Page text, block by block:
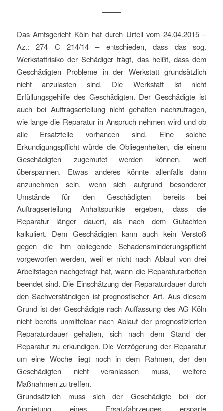
Das Amtsgericht Köln hat durch Urteil vom 24.04.2015 –
Az.: 274 C 214/14 – entschieden, dass das sog.
Werkstattrisiko der Schädiger trägt, das heißt, dass dem
Geschädigten Probleme in der Werkstatt grundsätzlich
nicht anzulasten sind. Die Werkstatt ist nicht
Erfüllungsgehilfe des Geschädigten. Der Geschädigte ist
auch bei Auftragserteilung nicht gehalten nachzufragen,
wie lange die Reparatur in Anspruch nehmen wird und ob
alle Ersatzteile vorhanden sind. Eine solche
Erkundigungspflicht würde die Obliegenheiten, die einem
Geschädigten zugemutet werden können, weit
überspannen. Etwas anderes könnte allenfalls dann
anzunehmen sein, wenn sich aufgrund besonderer
Umstände für den Geschädigten bereits bei
Auftragserteilung Anhaltspunkte ergeben, dass die
Reparatur länger dauert, als nach dem Gutachten
kalkuliert. Dem Geschädigten kann auch kein Verstoß
gegen die ihm obliegende Schadensminderungspflicht
vorgeworfen werden, weil er nicht nach Ablauf von drei
Arbeitstagen nachgefragt hat, wann die Reparaturarbeiten
beendet sind. Die Einschätzung der Reparaturdauer durch
den Sachverständigen ist prognostischer Art. Aus diesem
Grund ist der Geschädigte nach Auffassung des AG Köln
nicht bereits unmittelbar nach Ablauf der prognostizierten
Reparaturdauer gehalten, sich nach dem Stand der
Reparatur zu erkundigen. Die Verzögerung der Reparatur
um eine Woche liegt noch in dem Rahmen, der den
Geschädigten nicht veranlassen muss, weitere
Maßnahmen zu treffen.
Grundsätzlich muss sich der Geschädigte bei der
Anmietung eines Ersatzfahrzeuges ersparte